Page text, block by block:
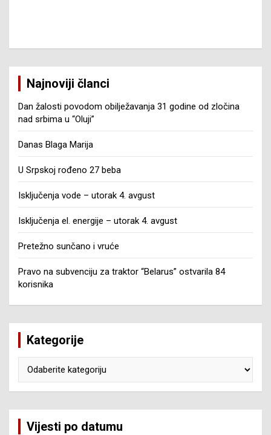
Najnoviji članci
Dan žalosti povodom obilježavanja 31 godine od zločina
nad srbima u “Oluji”
Danas Blaga Marija
U Srpskoj rođeno 27 beba
Isključenja vode – utorak 4. avgust
Isključenja el. energije – utorak 4. avgust
Pretežno sunčano i vruće
Pravo na subvenciju za traktor “Belarus” ostvarila 84
korisnika
Kategorije
Vijesti po datumu